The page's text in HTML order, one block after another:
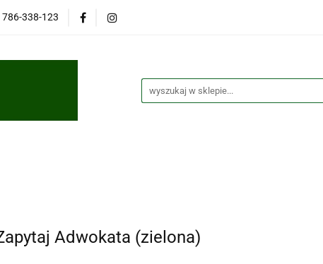
786-338-123
Porcelana
Adwokata (zielona)